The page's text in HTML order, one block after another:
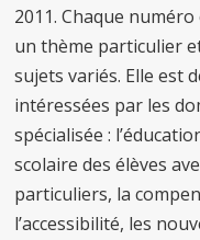
2011. Chaque
un thème particulier
sujets variés. Elle est
intéressées par les
spécialisée :
scolaire des élèves
particuliers, la
l’accessibilité, les